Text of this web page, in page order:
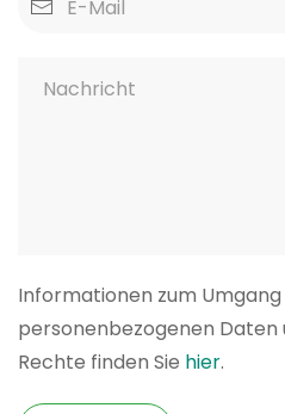
Informationen zum
personenbezogenen Daten
Rechte finden Sie hier.